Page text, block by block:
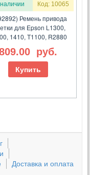
Код: 10065
Ремень привода
для Epson L1300,
1410, T1100, R2880
руб.
Купить
Доставка и оплата